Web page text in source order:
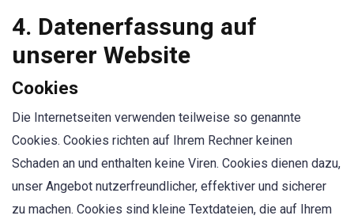
4. Datenerfassung auf
unserer Website
Cookies
Die Internetseiten verwenden teilweise so genannte
Cookies. Cookies richten auf Ihrem Rechner keinen
Schaden an und enthalten keine Viren. Cookies dienen dazu,
unser Angebot nutzerfreundlicher, effektiver und sicherer
zu machen. Cookies sind kleine Textdateien, die auf Ihrem